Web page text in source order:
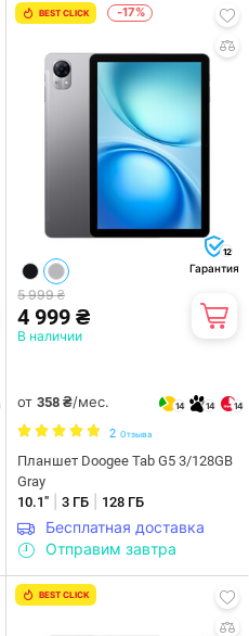
BEST CLICK -17%
12
Гарантия
5 999 ₴
4 999 ₴
В наличии
от 358 ₴/мес. 14 14 14
2 Отзыва
Планшет Doogee Tab G5 3/128GB
Gray
10.1"
3 ГБ 128 ГБ
Бесплатная доставка
Отправим завтра
BEST CLICK